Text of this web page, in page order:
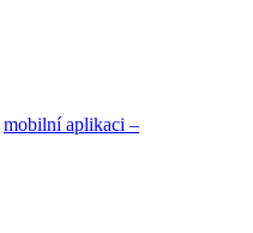
mobilní aplikaci –